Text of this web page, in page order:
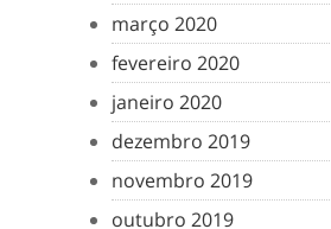
março 2020
fevereiro 2020
janeiro 2020
dezembro 2019
novembro 2019
outubro 2019